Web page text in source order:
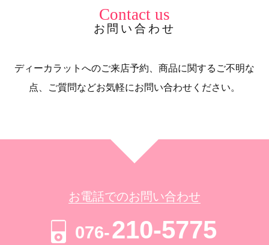
Contact us
お問い合わせ
ディーカラットへのご来店予約、商品に関するご不明な
点、ご質問などお気軽にお問い合わせください。
お電話でのお問い合わせ
076-210-5775